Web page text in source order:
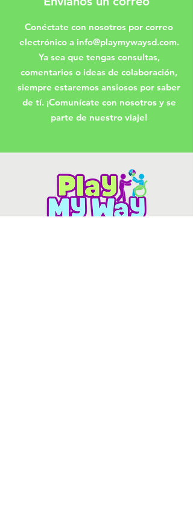
Conéctate con nosotros por correo
electrónico a info@playmywaysd.com.
Ya sea que tengas consultas,
comentarios o ideas de colaboración,
siempre estaremos ansiosos por saber
de tí. ¡Comunícate con nosotros y se
parte de nuestro viaje!